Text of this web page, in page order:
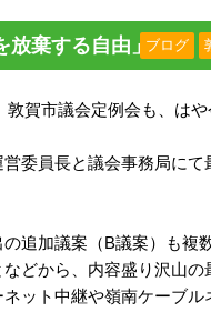
放棄する自由」ブログ
賀市議会定例会も、はや
委員長と議会事務局にて
追加議案（B議案）も複
どから、内容盛り沢山の
ット中継や嶺南ケーブル